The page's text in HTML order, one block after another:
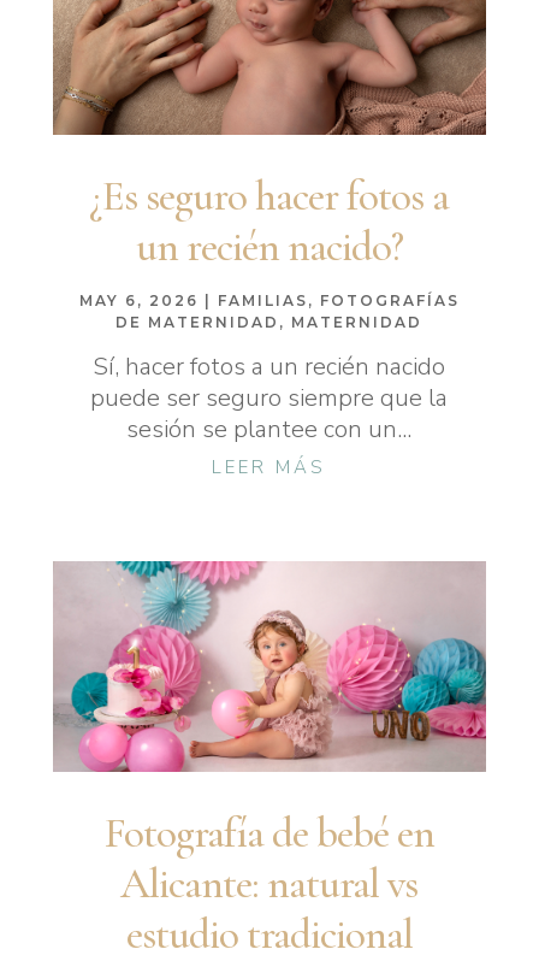
¿Es seguro hacer fotos a
un recién nacido?
MAY 6, 2026 FAMILIAS , FOTOGRAFÍAS
DE MATERNIDAD , MATERNIDAD
Sí, hacer fotos a un recién nacido
puede ser seguro siempre que la
sesión se plantee con un...
LEER MÁS
Fotografía de bebé en
Alicante: natural vs
estudio tradicional